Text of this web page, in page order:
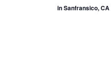
in Sanfransico, CA